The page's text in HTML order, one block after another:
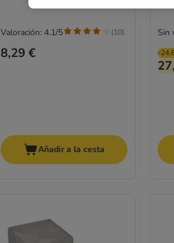
8,29 €
Valoración: 4.1/5 (10)
Añadir a la cesta
-
Sin